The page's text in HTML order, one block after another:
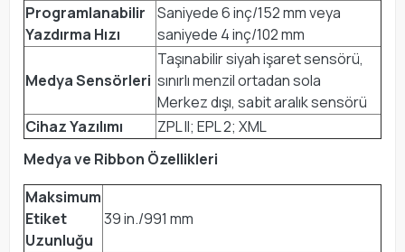
Programlanabilir
Yazdırma Hızı
Saniyede 6 inç/152 mm veya
saniyede 4 inç/102 mm
Medya Sensörleri
Taşınabilir siyah işaret sensörü,
sınırlı menzil ortadan sola
Merkez dışı, sabit aralık sensörü
Cihaz Yazılımı
ZPL II; EPL 2; XML
Medya ve Ribbon Özellikleri
Maksimum
Etiket
Uzunluğu
39 in./991 mm